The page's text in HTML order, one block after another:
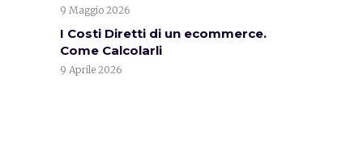
9 Maggio 2026
I Costi Diretti di un ecommerce.
Come Calcolarli
9 Aprile 2026